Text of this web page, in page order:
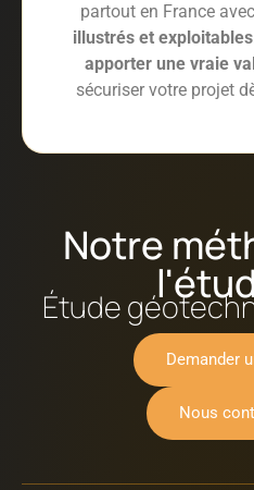
partout en France
illustrés et exploitables
apporter une vraie
sécuriser votre projet
Notre
Étude
Demander
Nous